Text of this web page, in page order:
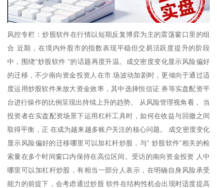
风控专栏：炒股软件在行情以短期反复博弈为主的震荡窗口里的组
合 近期，在境内外股市的指数表现平稳但交易活跃度提升的阶段
中，围绕“炒股软件 ”的话题再度升温。成交密度变化显示风险偏好
的迁移，不少南向资金投资人在市 场波动加剧时，更倾向于通过适
度运用炒股软件来放大资金效率，其中选择恒信证 券等实盘配资平
台进行操作的比例呈现出持续上升的趋势。 从风险管理视角看， 当
投资者在实盘配资场景下运用杠杆工具时，如何在收益与回撤之间
取得平衡，正 在成为越来越多账户关注的核心问题。 成交密度变化
显示风险偏好的迁移哪里可以加杠杆炒股，与“ 炒股软件”相关的检
索量在多个时间窗口内保持在高位区间。受访的南向资金投资 人中
哪里可以加杠杆炒股，有相当一部分人表示，在明确自身风险承受
能力的前提下，会考虑通过炒股 软件在结构性机会出现时适度提高